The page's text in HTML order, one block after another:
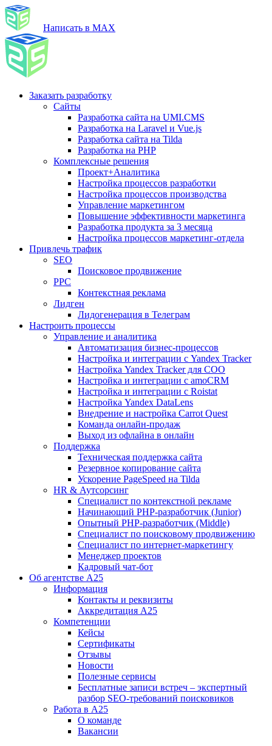
Написать в MAX
Заказать разработку
Сайты
Разработка сайта на UMI.CMS
Разработка на Laravel и Vue.js
Разработка сайта на Tilda
Разработка на PHP
Комплексные решения
Проект+Аналитика
Настройка процессов разработки
Настройка процессов производства
Управление маркетингом
Повышение эффективности маркетинга
Разработка продукта за 3 месяца
Настройка процессов маркетинг-отдела
Привлечь трафик
SEO
Поисковое продвижение
PPC
Контекстная реклама
Лидген
Лидогенерация в Телеграм
Настроить процессы
Управление и аналитика
Автоматизация бизнес-процессов
Настройка и интеграции с Yandex Tracker
Настройка Yandex Tracker для СОО
Настройка и интеграции с amoCRM
Настройка и интеграции с Roistat
Настройка Yandex DataLens
Внедрение и настройка Carrot Quest
Команда онлайн-продаж
Выход из офлайна в онлайн
Поддержка
Техническая поддержка сайта
Резервное копирование сайта
Ускорение PageSpeed на Tilda
HR & Аутсорсинг
Специалист по контекстной рекламе
Начинающий PHP-разработчик (Junior)
Опытный PHP-разработчик (Middle)
Специалист по поисковому продвижению
Специалист по интернет-маркетингу
Менеджер проектов
Кадровый чат-бот
Об агентстве А25
Информация
Контакты и реквизиты
Аккредитация А25
Компетенции
Кейсы
Сертификаты
Отзывы
Новости
Полезные сервисы
Бесплатные записи встреч – экспертный
разбор SEO-требований поисковиков
Работа в А25
О команде
Вакансии